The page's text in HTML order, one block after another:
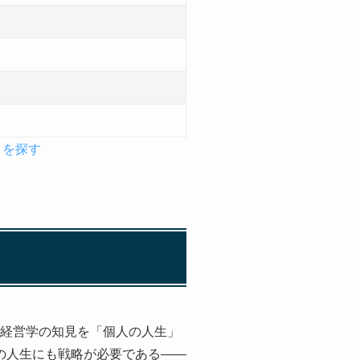
探す
営学の知見を「個人の人生」
人生にも戦略が必要である――